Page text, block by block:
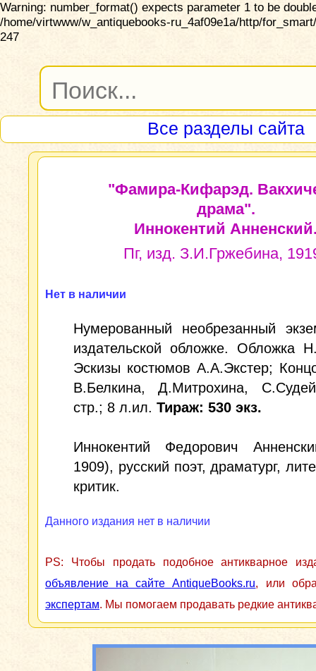
Warning: number_format() expects parameter 1 to be
/home/virtwww/w_antiquebooks-ru_4af09e1a/http/
247
Все разделы сайта
"Фамира-Кифарэд.
драма".
Иннокентий
Пг, изд. З.И.Гржебина,
Нет в наличии
Нумерованный необрезанный
издательской обложке. Обложка
Эскизы костюмов А.А.Экстер;
В.Белкина, Д.Митрохина,
стр.; 8 л.ил. Тираж: 530 экз.
Иннокентий Федорович
1909), русский поэт, драматург,
критик.
Данного издания нет в наличии
PS: Чтобы продать подобное антикварное
объявление на сайте AntiqueBooks.ru, или
экспертам. Мы помогаем продавать редкие